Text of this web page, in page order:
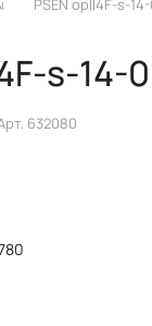
PSEN opII4F-s-
s-14-
632080